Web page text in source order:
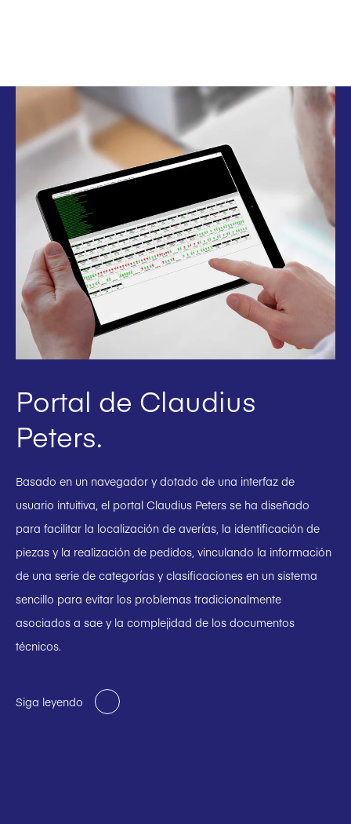
Portal de Claudius
Peters.
Basado en un navegador y dotado de una interfaz de
usuario intuitiva, el portal Claudius Peters se ha diseñado
para facilitar la localización de averías, la identificación de
piezas y la realización de pedidos, vinculando la información
de una serie de categorías y clasificaciones en un sistema
sencillo para evitar los problemas tradicionalmente
asociados a sae y la complejidad de los documentos
técnicos.
Siga leyendo